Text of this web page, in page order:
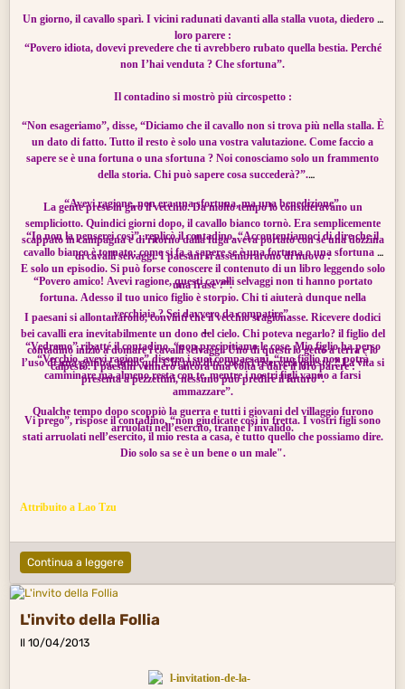
altra soluzione, per scampare al pericolo, che l'esodo in massa. E fu così che le
due metà della città si spopolarono.
Sono passati secoli, da allora, e la città è tuttora deserta. Nelle vicinanze sono
tempo prima il villaggio era stato fondato da una colonia giunta da una città
male sconosciuto.
Idries Shah "I Raconti dei dervicsci" : tratto da "Segreti dei Reclusi"
Un giorno, il cavallo sparì. I vicini radunati davanti alla stalla vuota, diedero il
loro parere :
“Povero idiota, dovevi prevedere che ti avrebbero rubato quella bestia. Perché
non I’hai venduta ? Che sfortuna”.
Il contadino si mostrò più circospetto :
“Non esageriamo”, disse, “Diciamo che il cavallo non si trova più nella stalla. È
un dato di fatto. Tutto il resto è solo una vostra valutazione. Come faccio a
sapere se è una fortuna o una sfortuna ? Noi conosciamo solo un frammento
della storia. Chi può sapere cosa succederà?”.
La gente prese in giro il vecchio. Da molto tempo lo consideravano un
sempliciotto. Quindici giorni dopo, il cavallo bianco tornò. Era semplicemente
scappato in campagna e di ritorno dalla fuga aveva portato con sé una dozzina
di cavalli selvaggi.I paesani si assembrarono di nuovo :
“Avevi ragione, non era una sfortuna, ma una benedizione”.
“Io non la penserei così”, replicò il contadino. “Accontentiamoci di dire che il
cavallo bianco è tornato; come si fa a sapere se è una fortuna o una sfortuna ?
E solo un episodio. Si può forse conoscere il contenuto di un libro leggendo solo
una frase ?”.
I paesani si allontanarono, convinti che il vecchio sragionasse. Ricevere dodici
bei cavalli era inevitabilmente un dono del cielo. Chi poteva negarlo? il figlio del
contadino iniziò a domare i cavalli selvaggi. Uno di questi lo gettò a terra e lo
calpestò. I paesani vennero ancora una volta a dare il loro parere :
“Povero amico! Avevi ragione, questi cavalli selvaggi non ti hanno portato
fortuna. Adesso il tuo unico figlio è storpio. Chi ti aiuterà dunque nella
vecchiaia ? Sei davvero da compatire”.
“Vedremo” ribatté il contadino, “non precipitiamo le cose. Mio figlio ha perso
l’uso di una gamba, tutto qui. Chi può dire cosa ci riserverà questo ? La vita si
presenta a pezzettini, nessuno può predire il futuro”.
Qualche tempo dopo scoppiò la guerra e tutti i giovani del villaggio furono
arruolati nell’esercito, tranne l’invalido.
“Vecchio, avevi ragione” dissero i suoi compaesani, “tuo figlio non potrà
camminare ma almeno resta con te, mentre i nostri figli vanno a farsi
ammazzare”.
Vi prego”, rispose il contadino, “non giudicate così in fretta. I vostri figli sono
stati arruolati nell’esercito, il mio resta a casa, è tutto quello che possiamo dire.
Dio solo sa se è un bene o un male".
Attribuito a Lao Tzu
Continua a leggere
L'invito della Follia
Il 10/04/2013